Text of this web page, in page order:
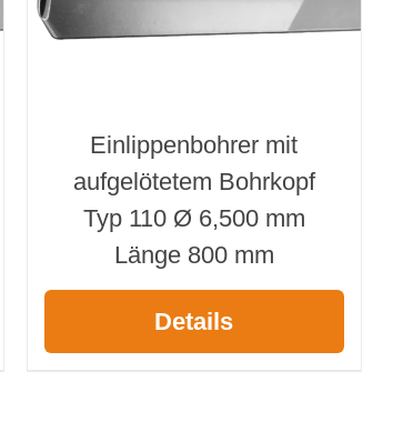
Einlippenbohrer mit
aufgelötetem Bohrkopf
Typ 110 Ø 6,500 mm
Länge 800 mm
Details